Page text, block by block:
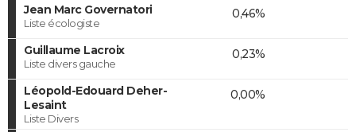
Jean Marc Governatori
Liste écologiste
0,46%
Guillaume Lacroix
Liste divers gauche
0,23%
Léopold-Edouard Deher-
Lesaint
Liste Divers
0,00%